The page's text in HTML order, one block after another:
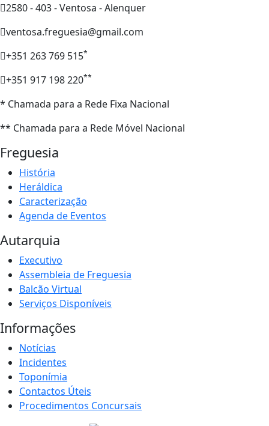
2580 - 403 - Ventosa - Alenquer
ventosa.freguesia@gmail.com
+351 263 769 515*
+351 917 198 220**
* Chamada para a Rede Fixa Nacional
** Chamada para a Rede Móvel Nacional
Freguesia
História
Heráldica
Caracterização
Agenda de Eventos
Autarquia
Executivo
Assembleia de Freguesia
Balcão Virtual
Serviços Disponíveis
Informações
Notícias
Incidentes
Toponímia
Contactos Úteis
Procedimentos Concursais